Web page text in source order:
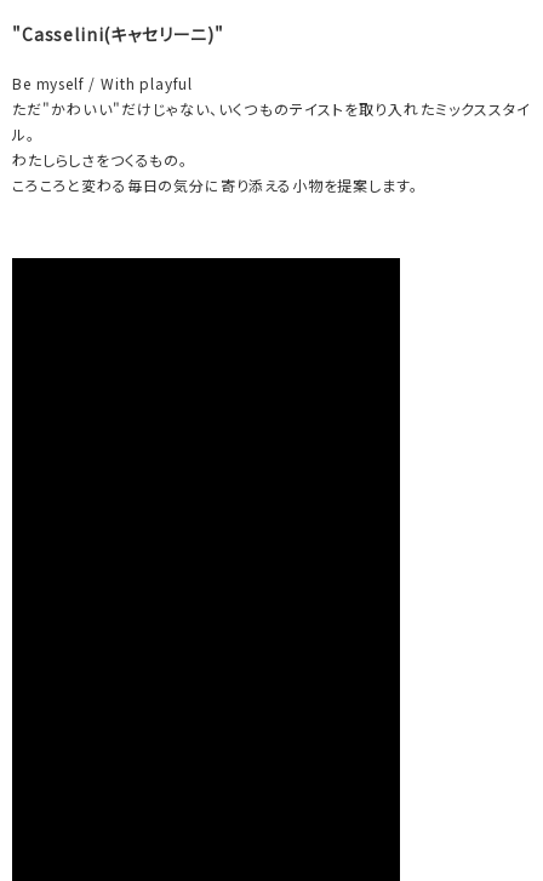
"Casselini(キャセリーニ)"
Be myself / With playful
ただ"かわいい"だけじゃない、いくつものテイストを取り入れたミックススタイ
ル。
わたしらしさをつくるもの。
ころころと変わる毎日の気分に寄り添える小物を提案します。